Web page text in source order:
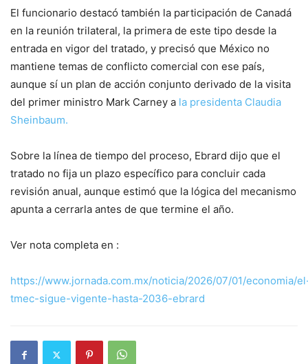
El funcionario destacó también la participación de Canadá
en la reunión trilateral, la primera de este tipo desde la
entrada en vigor del tratado, y precisó que México no
mantiene temas de conflicto comercial con ese país,
aunque sí un plan de acción conjunto derivado de la visita
del primer ministro Mark Carney a la presidenta Claudia
Sheinbaum.
Sobre la línea de tiempo del proceso, Ebrard dijo que el
tratado no fija un plazo específico para concluir cada
revisión anual, aunque estimó que la lógica del mecanismo
apunta a cerrarla antes de que termine el año.
Ver nota completa en :
https://www.jornada.com.mx/noticia/2026/07/01/economia/
tmec-sigue-vigente-hasta-2036-ebrard